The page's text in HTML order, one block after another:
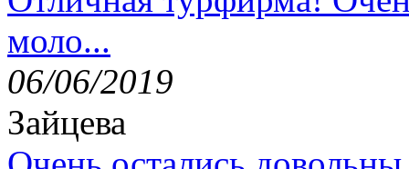
моло...
06/06/2019
Зайцева